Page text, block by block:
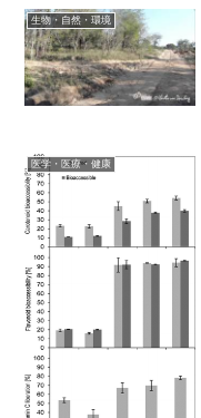
生物・自然・環境
医学・医療・健康